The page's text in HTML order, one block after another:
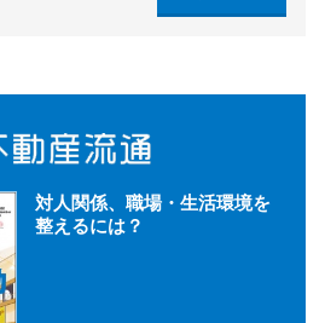
対人関係、職場・生活環境を
整えるには？